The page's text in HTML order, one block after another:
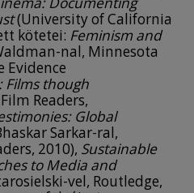
(University of California
kötetei: Feminism and
nal, Minnesota
Evidence
Films though
Readers,
Global
Sarkar-ral,
2010), Sustainable
to Media and
vel, Routledge,